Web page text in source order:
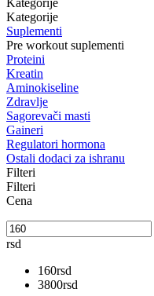
Kategorije
Kategorije
Suplementi
Pre workout suplementi
Proteini
Kreatin
Aminokiseline
Zdravlje
Sagorevači masti
Gaineri
Regulatori hormona
Ostali dodaci za ishranu
Filteri
Filteri
Cena
rsd
160rsd
3800rsd